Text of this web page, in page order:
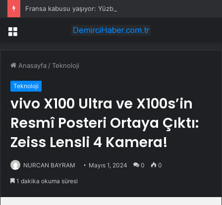
Menü
Anasayfa /Teknoloji
Teknoloji
vivo X100 Ultra ve X100s’in
Resmî Posteri Ortaya Çıktı:
Zeiss Lensli 4 Kamera!
NURCAN BAYRAM Mayıs 1, 2024 0 0
1 dakika okuma süresi